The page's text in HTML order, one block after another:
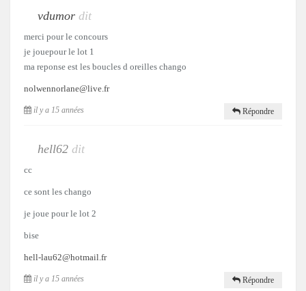
vdumor dit
merci pour le concours
je jouepour le lot 1
ma reponse est les boucles d oreilles chango
nolwennorlane@live.fr
il y a 15 années Répondre
hell62 dit
cc
ce sont les chango
je joue pour le lot 2
bise
hell-lau62@hotmail.fr
il y a 15 années Répondre